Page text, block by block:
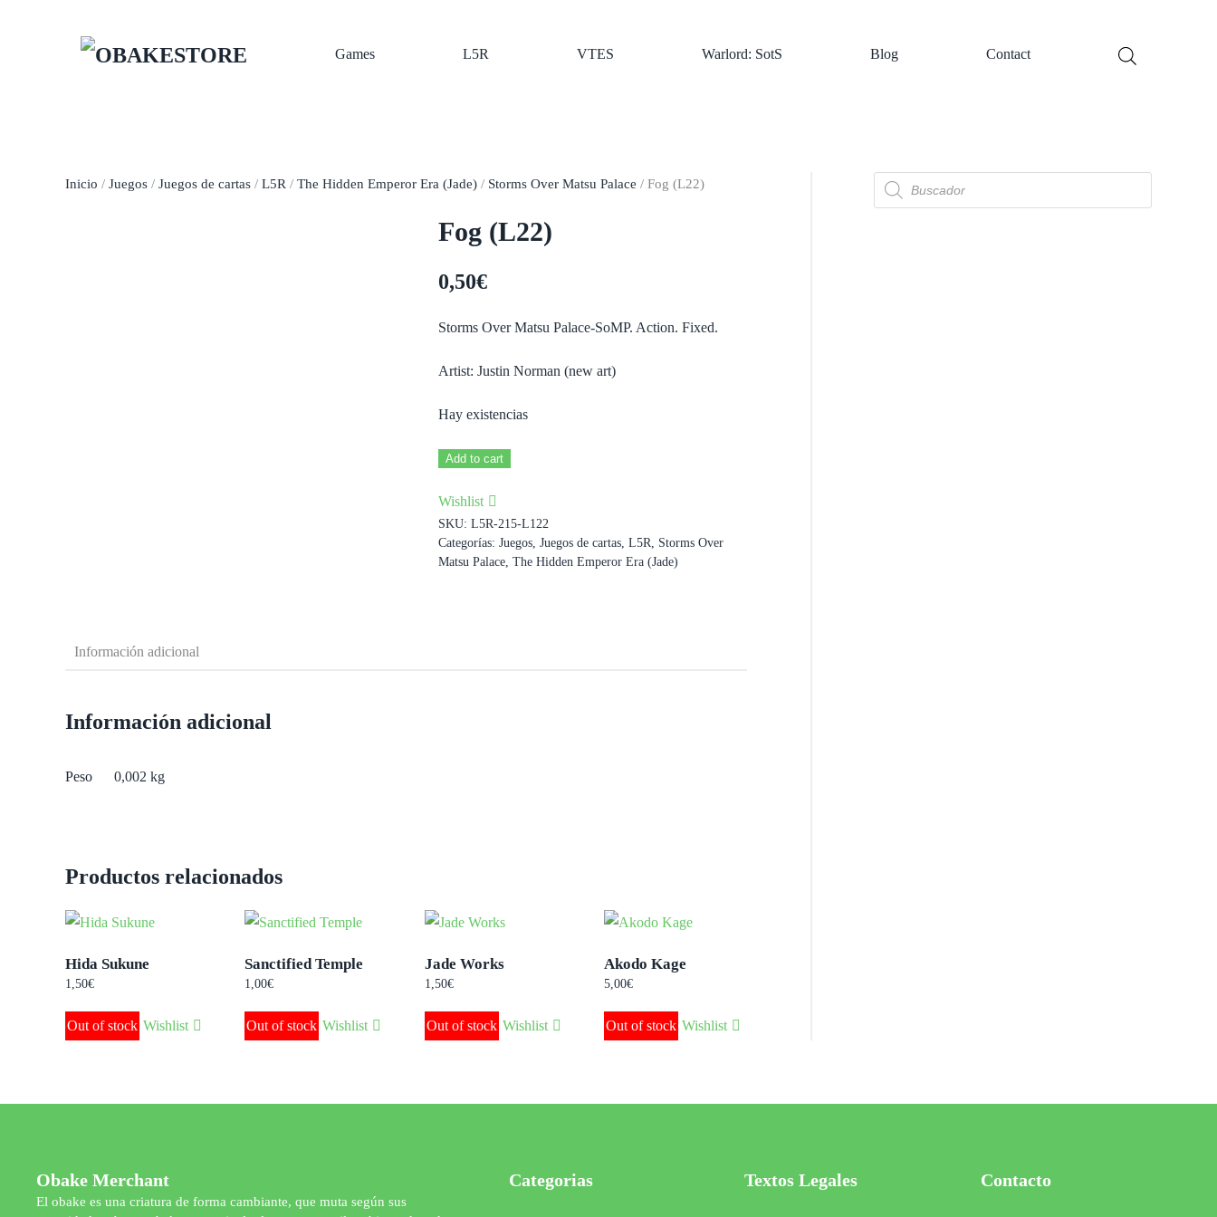
Skip to main content Games L5R VTES Warlord: SotS Blog Contact
Inicio / Juegos / Juegos de cartas / L5R / The Hidden Emperor Era (Jade) / Storms Over Matsu Palace / Fog (L22)
Fog (L22)
0,50€
Storms Over Matsu Palace-SoMP. Action. Fixed.
Artist: Justin Norman (new art)
Hay existencias
Fog
cantidad
Add to cart
Wishlist
SKU: L5R-215-L122
Categorías: Juegos, Juegos de cartas, L5R, Storms Over
Matsu Palace, The Hidden Emperor Era (Jade)
Información adicional
Información adicional
Peso 0,002 kg
Productos relacionados
Hida Sukune
1,50€
Out of stock Wishlist
Sanctified Temple
1,00€
Out of stock Wishlist
Jade Works
1,50€
Out of stock Wishlist
Akodo Kage
5,00€
Out of stock Wishlist
Búsqueda
de
productos
Obake Merchant
El obake es una criatura de forma cambiante, que muta según sus
Categorias Textos Legales Contacto